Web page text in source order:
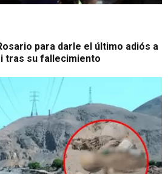
para darle el último adiós a
tras su fallecimiento